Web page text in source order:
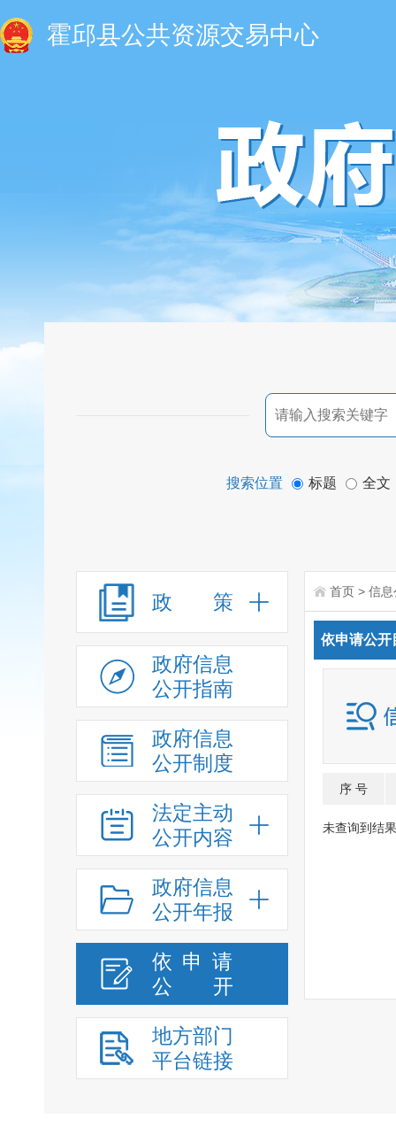
霍邱县公共资源交易中心
搜索位置 标题 全文
政 策
政府信息
公开指南
政府信息
公开制度
法定主动
公开内容
政府信息
公开年报
依申请
公
开
地方部门
平台链接
首页 > 信息
依申请公开
序 号
未查询到结果